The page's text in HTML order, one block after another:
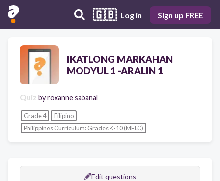
🇬🇧 Log in Sign up FREE
IKATLONG MARKAHAN
MODYUL 1 -ARALIN 1
Quiz byroxanne sabanal
Grade 4
Filipino
Philippines Curriculum: Grades K-10 (MELC)
Edit questions